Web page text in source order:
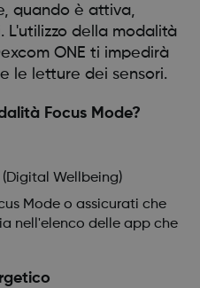
quando è attiva,
L'utilizzo della modalità
ONE ti impedirà
le letture dei sensori.
Focus Mode?
(Digital Wellbeing)
Mode o assicurati che
nell'elenco delle app che